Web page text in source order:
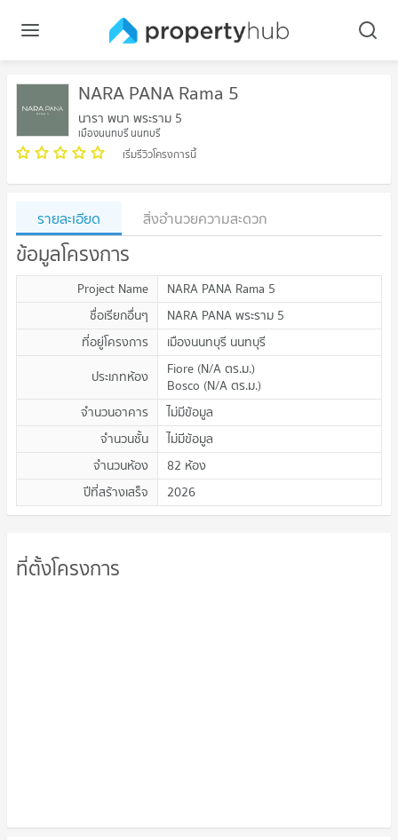
NARA PANA Rama 5
นารา พนา พระราม 5
เมืองนนทบุรี นนทบุรี
เริ่มรีวิวโครงการนี้
รายละเอียด สิ่งอำนวยความสะดวก
ข้อมูลโครงการ
Project Name
NARA PANA Rama 5
ชื่อเรียกอื่นๆ
NARA PANA พระราม 5
ที่อยู่โครงการ
เมืองนนทบุรี นนทบุรี
ประเภทห้อง
Fiore (N/Aตร.ม.)
Bosco (N/Aตร.ม.)
จำนวนอาคาร
ไม่มีข้อมูล
จำนวนชั้น
ไม่มีข้อมูล
จำนวนห้อง
82 ห้อง
ปีที่สร้างเสร็จ
2026
ที่ตั้งโครงการ